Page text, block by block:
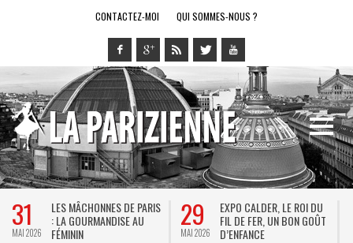
CONTACTEZ-MOI QUI SOMMES-NOUS ?
31
MAI 2026
LES MÂCHONNES DE PARIS
: LA GOURMANDISE AU
FÉMININ
29
MAI 2026
EXPO CALDER, LE ROI DU
FIL DE FER, UN BON GOÛT
D’ENFANCE